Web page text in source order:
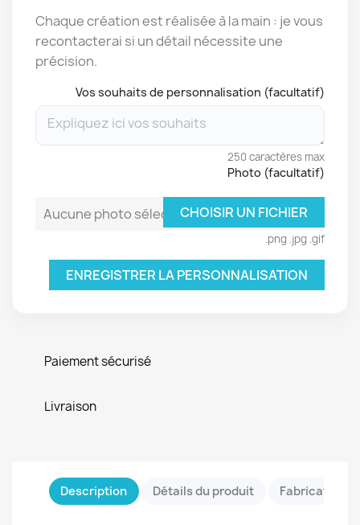
Chaque création est réalisée à la main : je vous
recontacterai si un détail nécessite une
précision.
Vos souhaits de personnalisation (facultatif)
250 caractères max
Photo (facultatif)
Aucune photo sélectionnéeCHOISIR UN FICHIER
.png .jpg .gif
ENREGISTRER LA PERSONNALISATION
Paiement sécurisé
Livraison
Description Détails du produit Fabrication